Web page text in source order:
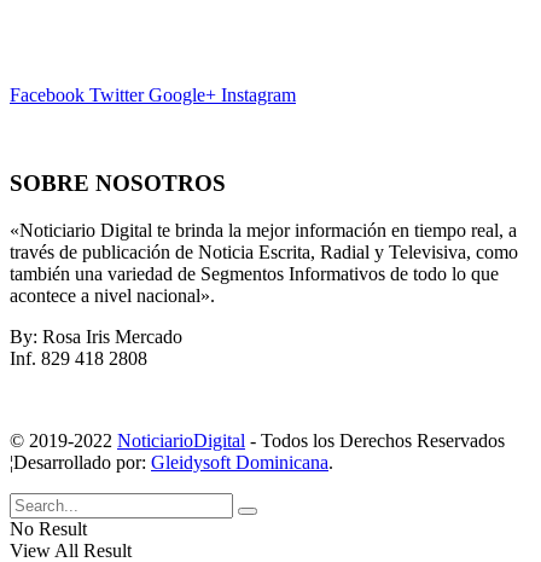
Facebook Twitter Google+ Instagram
SOBRE NOSOTROS
«Noticiario Digital te brinda la mejor información en tiempo real, a
través de publicación de Noticia Escrita, Radial y Televisiva, como
también una variedad de Segmentos Informativos de todo lo que
acontece a nivel nacional».
By: Rosa Iris Mercado
Inf. 829 418 2808
© 2019-2022 NoticiarioDigital - Todos los Derechos Reservados
¦Desarrollado por: Gleidysoft Dominicana.
No Result
View All Result